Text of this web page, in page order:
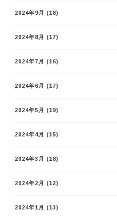
2024年9月 (18)
2024年8月 (17)
2024年7月 (16)
2024年6月 (17)
2024年5月 (19)
2024年4月 (15)
2024年3月 (18)
2024年2月 (12)
2024年1月 (13)